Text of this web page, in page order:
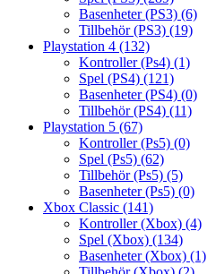
Basenheter (PS3) (6)
Tillbehör (PS3) (19)
Playstation 4 (132)
Kontroller (Ps4) (1)
Spel (PS4) (121)
Basenheter (PS4) (0)
Tillbehör (PS4) (11)
Playstation 5 (67)
Kontroller (Ps5) (0)
Spel (Ps5) (62)
Tillbehör (Ps5) (5)
Basenheter (Ps5) (0)
Xbox Classic (141)
Kontroller (Xbox) (4)
Spel (Xbox) (134)
Basenheter (Xbox) (1)